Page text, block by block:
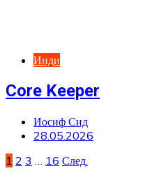
Инди
Core Keeper
Иосиф Сид
28.05.2026
Пагинация
1 2 3 16 След.